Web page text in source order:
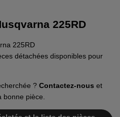
225RD
225RD
détachées disponibles pour
? Contactez-nous et
pièce.